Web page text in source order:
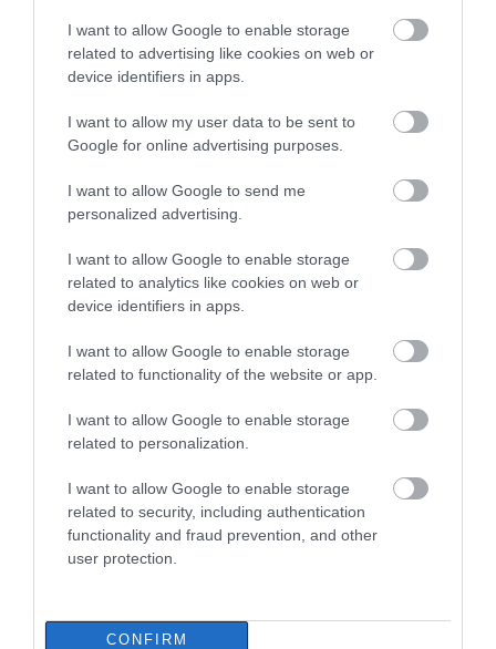
I want to allow Google to enable storage
related to advertising like cookies on web or
device identifiers in apps.
I want to allow my user data to be sent to
Google for online advertising purposes.
I want to allow Google to send me
personalized advertising.
I want to allow Google to enable storage
related to analytics like cookies on web or
device identifiers in apps.
I want to allow Google to enable storage
related to functionality of the website or app.
I want to allow Google to enable storage
related to personalization.
I want to allow Google to enable storage
related to security, including authentication
functionality and fraud prevention, and other
user protection.
CONFIRM
Ρόδος: Έγραψαν 80χρονη για
κράνος!
φορτηγό